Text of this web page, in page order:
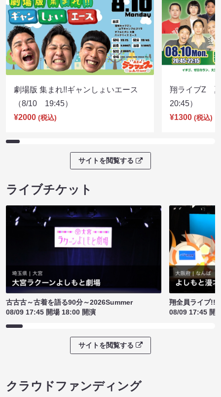
劇場版 集まれ!!ギャンしょいエース
（8/10 19:45）
¥2000 (税込)
翔ライブZ
20:45）
¥1300 (税込)
サイトを閲覧する
ライブチケット
古古古～古着を語る90分～2026Summer
08/09 17:45 開場 18:00 開演
翔全員ライブ!!!
08/09 17:45 開
サイトを閲覧する
クラウドファンディング